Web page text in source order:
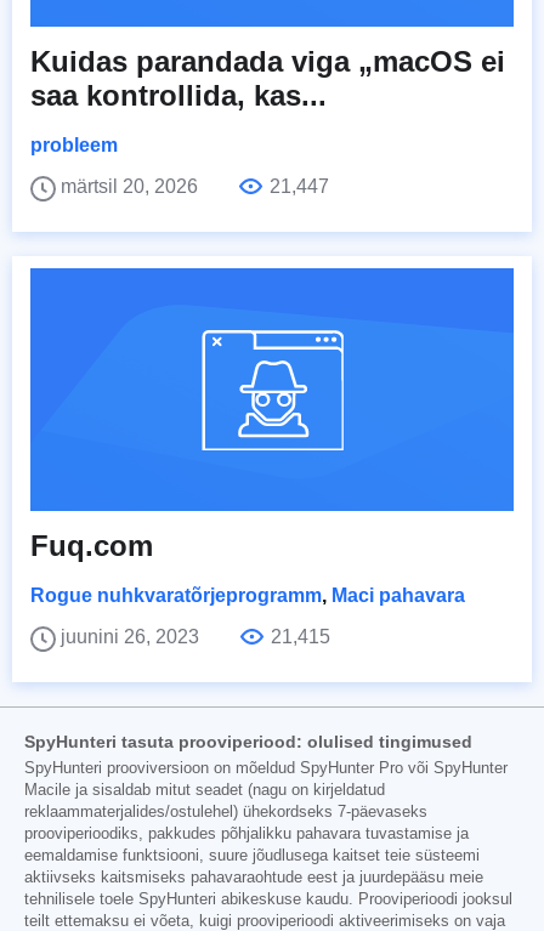
Kuidas parandada viga „macOS ei
saa kontrollida, kas...
probleem
märtsil 20, 2026
21,447
Fuq.com
Rogue nuhkvaratõrjeprogramm, Maci pahavara
juunini 26, 2023
21,415
SpyHunteri tasuta prooviperiood: olulised tingimused
SpyHunteri prooviversioon on mõeldud SpyHunter Pro või SpyHunter
Macile ja sisaldab mitut seadet (nagu on kirjeldatud
reklaammaterjalides/ostulehel) ühekordseks 7-päevaseks
prooviperioodiks, pakkudes põhjalikku pahavara tuvastamise ja
eemaldamise funktsiooni, suure jõudlusega kaitset teie süsteemi
aktiivseks kaitsmiseks pahavaraohtude eest ja juurdepääsu meie
tehnilisele toele SpyHunteri abikeskuse kaudu. Prooviperioodi jooksul
teilt ettemaksu ei võeta, kuigi prooviperioodi aktiveerimiseks on vaja